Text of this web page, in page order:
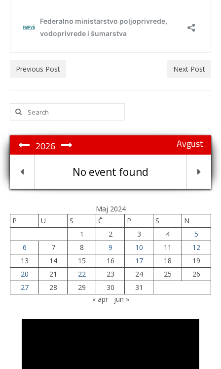
Previous Post Next Post
Search
for:
Avgust
2026
No event found
Maj 2024
P
U S Č P S
N
1
2 3 4
5
6
7 8 9 10 11
12
13
14 15 16 17 18
19
20
21 22 23 24 25
26
27
28 29 30
31
« apr
jun »